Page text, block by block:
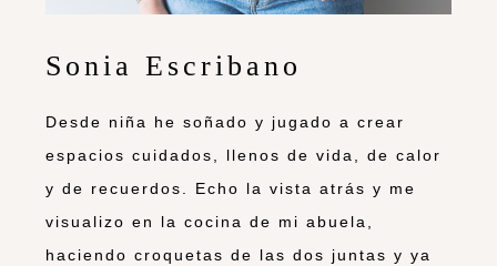
Sonia Escribano
Desde niña he soñado y jugado a crear
espacios cuidados, llenos de vida, de calor
y de recuerdos. Echo la vista atrás y me
visualizo en la cocina de mi abuela,
haciendo croquetas de las dos juntas y ya